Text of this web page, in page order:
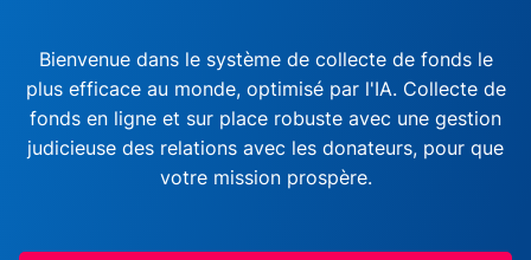
Bienvenue dans le système de collecte de fonds le
plus efficace au monde, optimisé par l'IA. Collecte de
fonds en ligne et sur place robuste avec une gestion
judicieuse des relations avec les donateurs, pour que
votre mission prospère.